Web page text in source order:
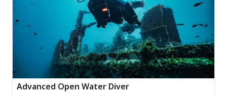
Advanced Open Water Diver